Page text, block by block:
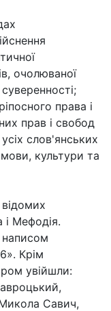
очолюваної
права і
прав і свобод
слов'янських
мови, культури та
і Мефодія.
написом
Крім
увійшли:
Савич,